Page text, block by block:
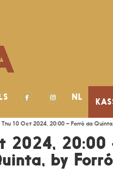
NL
10 Oct 2024, 20:00 – Forró da
2024, 20:00
by